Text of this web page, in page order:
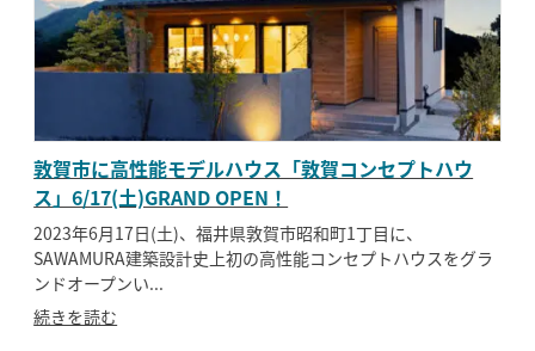
敦賀市に高性能モデルハウス「敦賀コンセプトハウ
ス」6/17(土)GRAND OPEN！
2023年6月17日(土)、福井県敦賀市昭和町1丁目に、
SAWAMURA建築設計史上初の高性能コンセプトハウスをグラ
ンドオープンい...
続きを読む